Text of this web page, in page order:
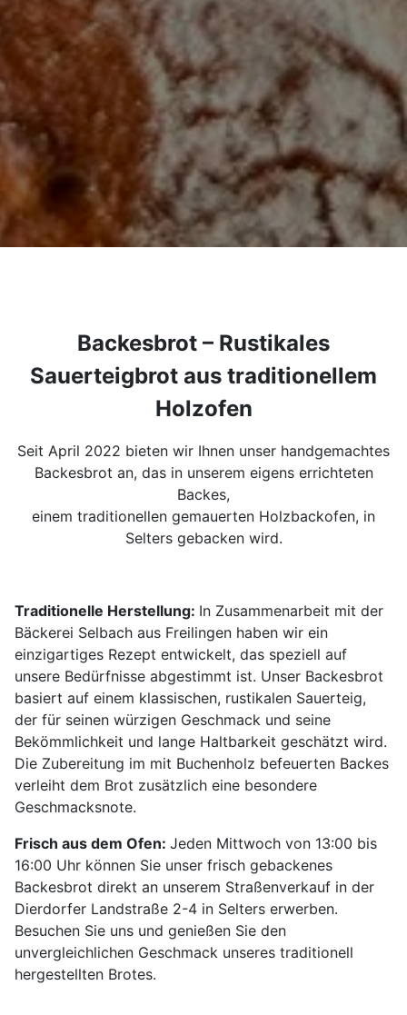
Backesbrot – Rustikales
Sauerteigbrot aus traditionellem
Holzofen
Seit April 2022 bieten wir Ihnen unser handgemachtes
Backesbrot an, das in unserem eigens errichteten
Backes,
einem traditionellen gemauerten Holzbackofen, in
Selters gebacken wird.
Traditionelle Herstellung: In Zusammenarbeit mit der
Bäckerei Selbach aus Freilingen haben wir ein
einzigartiges Rezept entwickelt, das speziell auf
unsere Bedürfnisse abgestimmt ist. Unser Backesbrot
basiert auf einem klassischen, rustikalen Sauerteig,
der für seinen würzigen Geschmack und seine
Bekömmlichkeit und lange Haltbarkeit geschätzt wird.
Die Zubereitung im mit Buchenholz befeuerten Backes
verleiht dem Brot zusätzlich eine besondere
Geschmacksnote.
Frisch aus dem Ofen: Jeden Mittwoch von 13:00 bis
16:00 Uhr können Sie unser frisch gebackenes
Backesbrot direkt an unserem Straßenverkauf in der
Dierdorfer Landstraße 2-4 in Selters erwerben.
Besuchen Sie uns und genießen Sie den
unvergleichlichen Geschmack unseres traditionell
hergestellten Brotes.